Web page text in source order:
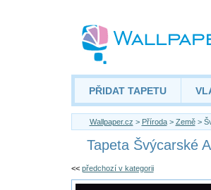
PŘIDAT TAPETU
Wallpaper.cz > Příroda> Země>
Tapeta Švýcarské
<< předchozí v kategorii